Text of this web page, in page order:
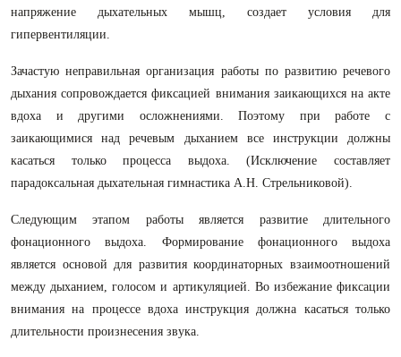
напряжение дыхательных мышц, создает условия для
гипервентиляции.
Зачастую неправильная организация работы по развитию речевого
дыхания сопровождается фиксацией внимания заикающихся на акте
вдоха и другими осложнениями. Поэтому при работе с
заикающимися над речевым дыханием все инструкции должны
касаться только процесса выдоха. (Исключение составляет
парадоксальная дыхательная гимнастика А.Н. Стрельниковой).
Следующим этапом работы является развитие длительного
фонационного выдоха. Формирование фонационного выдоха
является основой для развития координаторных взаимоотношений
между дыханием, голосом и артикуляцией. Во избежание фиксации
внимания на процессе вдоха инструкция должна касаться только
длительности произнесения звука.